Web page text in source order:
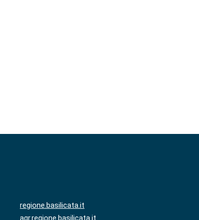
regione.basilicata.it
agr.regione.basilicata.it